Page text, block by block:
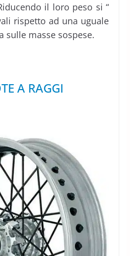
il loro peso si “
rispetto ad una uguale
sulle masse sospese.
A RAGGI